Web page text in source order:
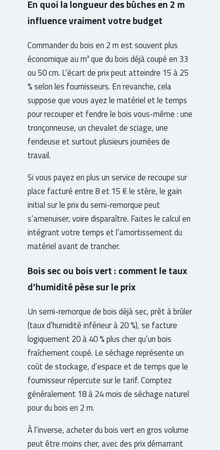
En quoi la longueur des bûches en 2 m
influence vraiment votre budget
Commander du bois en 2 m est souvent plus
économique au m³ que du bois déjà coupé en 33
ou 50 cm. L’écart de prix peut atteindre 15 à 25
% selon les fournisseurs. En revanche, cela
suppose que vous ayez le matériel et le temps
pour recouper et fendre le bois vous-même : une
tronçonneuse, un chevalet de sciage, une
fendeuse et surtout plusieurs journées de
travail.
Si vous payez en plus un service de recoupe sur
place facturé entre 8 et 15 € le stère, le gain
initial sur le prix du semi-remorque peut
s’amenuiser, voire disparaître. Faites le calcul en
intégrant votre temps et l’amortissement du
matériel avant de trancher.
Bois sec ou bois vert : comment le taux
d’humidité pèse sur le prix
Un semi-remorque de bois déjà sec, prêt à brûler
(taux d’humidité inférieur à 20 %), se facture
logiquement 20 à 40 % plus cher qu’un bois
fraîchement coupé. Le séchage représente un
coût de stockage, d’espace et de temps que le
fournisseur répercute sur le tarif. Comptez
généralement 18 à 24 mois de séchage naturel
pour du bois en 2 m.
À l’inverse, acheter du bois vert en gros volume
peut être moins cher, avec des prix démarrant